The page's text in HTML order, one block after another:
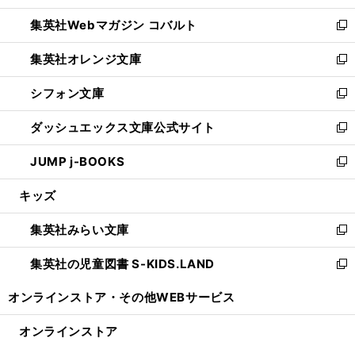
開
く
ウ
で
開
く
ン
ド
ウ
で
開
く
ウ
ィ
ン
ド
ウ
で
開
く
集英社Webマガジン コバルト
新
し
い
ウ
ィ
ン
ド
ウ
で
開
集英社オレンジ文庫
新
し
い
ウ
ィ
ン
ド
ウ
開
く
シフォン文庫
新
し
い
ウ
ィ
ン
ウ
で
開
く
ダッシュエックス文庫公式サイト
新
し
い
ウ
ン
ド
ウ
で
JUMP j-BOOKS
新
し
ウ
ィ
ン
ド
開
キッズ
集英社みらい文庫
新
し
い
ン
集英社の児童図書 S-KIDS.LAND
新
ウ
オンラインストア・ その他WEBサービス
オンラインストア